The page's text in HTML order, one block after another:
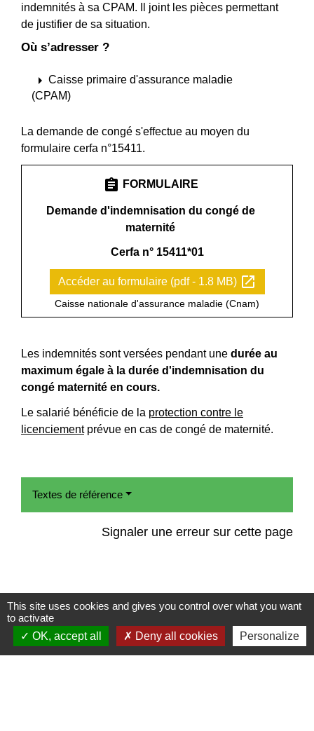
indemnités à sa CPAM. Il joint les pièces permettant
de justifier de sa situation.
Où s’adresser ?
arrow_right Caisse primaire d'assurance maladie
(CPAM)
La demande de congé s'effectue au moyen du
formulaire cerfa n°15411.
assignment FORMULAIRE
Demande d'indemnisation du congé de
maternité
Cerfa n° 15411*01
Accéder au formulaire (pdf - 1.8 MB) open_in_new
Caisse nationale d'assurance maladie (Cnam)
Les indemnités sont versées pendant une durée au
maximum égale à la durée d'indemnisation du
congé maternité en cours.
Le salarié bénéficie de la protection contre le
licenciementprévue en cas de congé de maternité.
Textes de référence
Signaler une erreur sur cette page
Contact
Commune de Frambouhans
This site uses cookies and gives you control over what you want
to activate
OK, accept all
Deny all cookies Personalize